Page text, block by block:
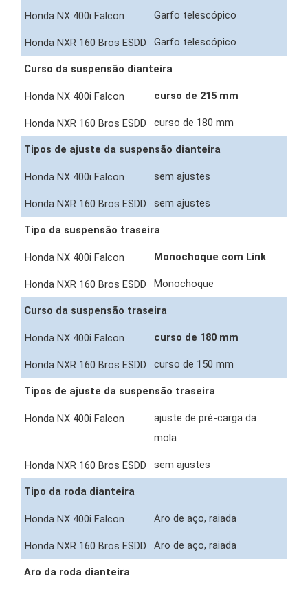
Garfo telescópico
Garfo telescópico
Curso da suspensão dianteira
curso de 215 mm
curso de 180 mm
Tipos de ajuste da suspensão dianteira
sem ajustes
sem ajustes
Tipo da suspensão traseira
Monochoque com Link
Monochoque
Curso da suspensão traseira
curso de 180 mm
curso de 150 mm
Tipos de ajuste da suspensão traseira
ajuste de pré-carga da
mola
sem ajustes
Tipo da roda dianteira
Aro de aço, raiada
Aro de aço, raiada
Aro da roda dianteira